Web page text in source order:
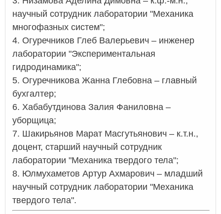
научный сотрудник лаборатории "Механика
многофазных систем";
4. Огуречников Глеб Валерьевич – инженер
лаборатории "Экспериментальная
гидродинамика";
5. Огуречникова Жанна Глебовна – главный
бухгалтер;
6. Хабабутдинова Залия Фаниловна –
уборщица;
7. Шакирьянов Марат Масгутьянович – к.т.н.,
доцент, старший научный сотрудник
лаборатории "Механика твердого тела";
8. Юлмухаметов Артур Ахмарович – младший
научный сотрудник лаборатории "Механика
твердого тела".